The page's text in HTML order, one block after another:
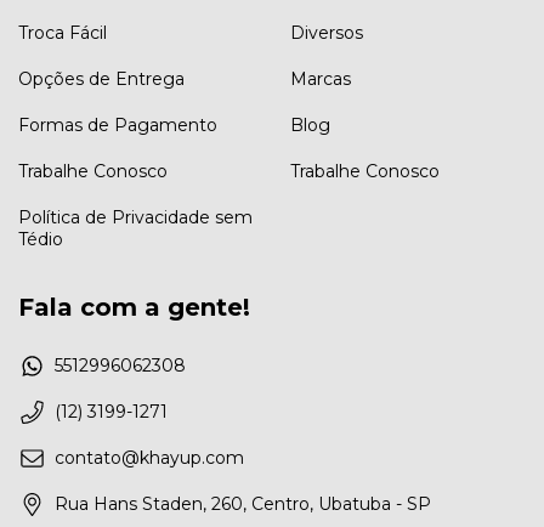
Troca Fácil
Opções de Entrega
Formas de Pagamento
Trabalhe Conosco
Política de Privacidade sem
Tédio
Diversos
Marcas
Blog
Trabalhe Conosco
Fala com a gente!
5512996062308
(12) 3199-1271
contato@khayup.com
Rua Hans Staden, 260, Centro, Ubatuba - SP